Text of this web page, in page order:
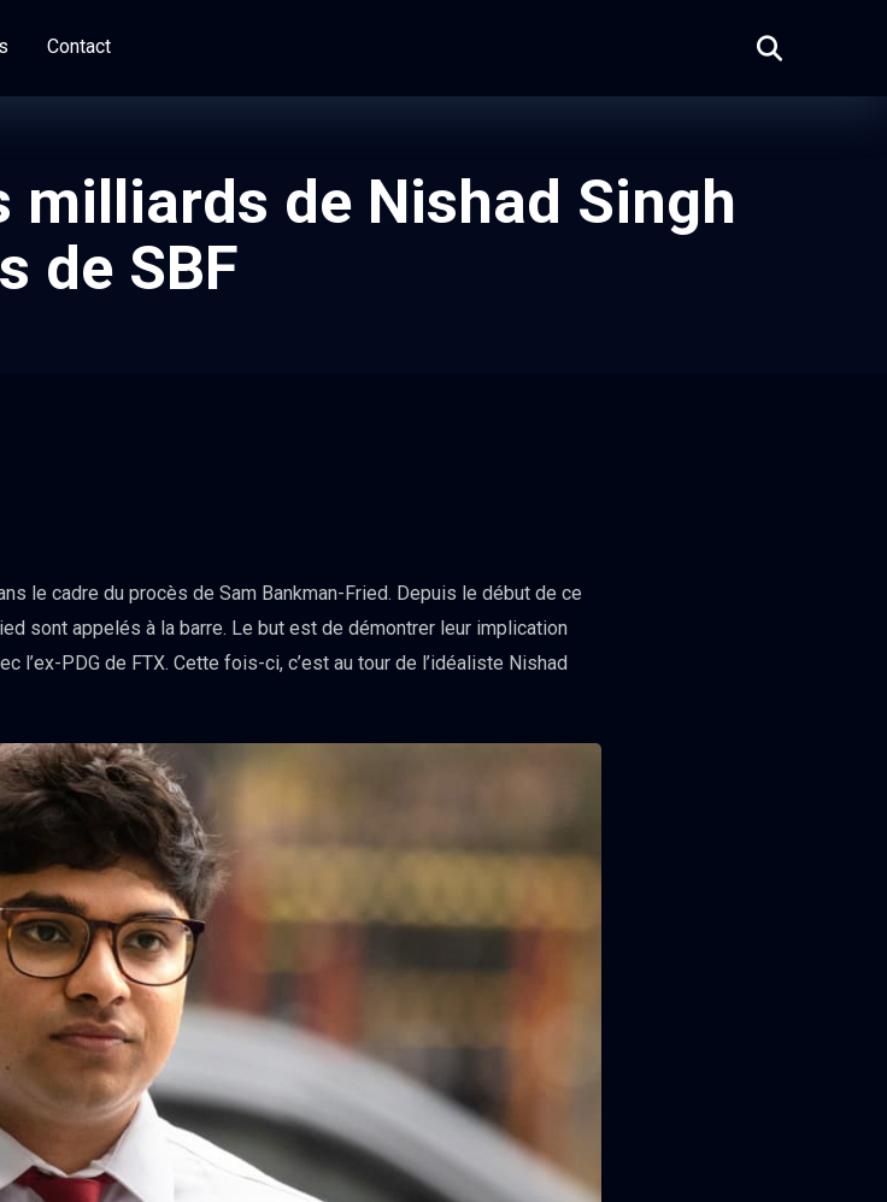
Contact
milliards de Nishad Singh
de SBF
le cadre du procès de Sam Bankman-Fried. Depuis le début de ce
sont appelés à la barre. Le but est de démontrer leur implication
l’ex-PDG de FTX. Cette fois-ci, c’est au tour de l’idéaliste Nishad